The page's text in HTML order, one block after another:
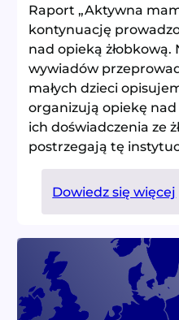
Raport „Aktywna
kontynuację
nad opieką żłobkową.
wywiadów
małych dzieci
organizują opiekę
ich doświadczenia ze
postrzegają tę
Dowiedz się więcej